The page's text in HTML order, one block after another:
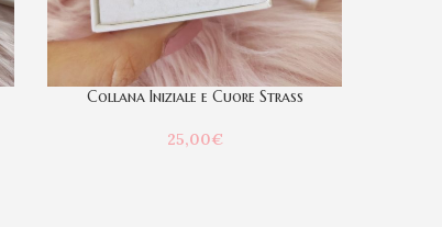
Collana Iniziale e Cuore Strass
25,00€